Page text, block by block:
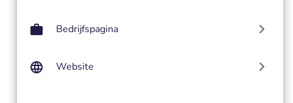
Bedrijfspagina
Website